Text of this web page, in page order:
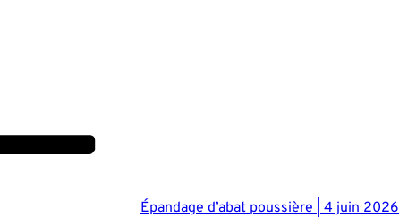
Épandage d’abat poussière | 4 juin 2026